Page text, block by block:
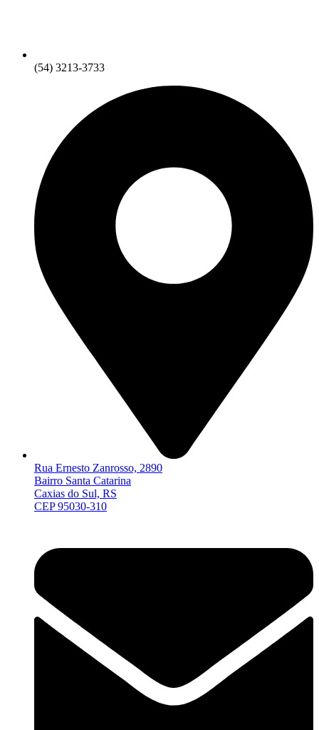
(54) 3213-3733
Rua Ernesto Zanrosso, 2890
Bairro Santa Catarina
Caxias do Sul, RS
CEP 95030-310